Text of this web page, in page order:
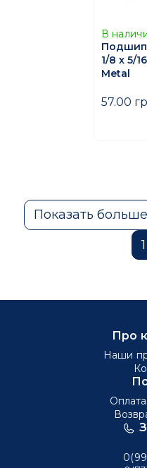
В
1/8 x 5/
Metal
57.00
Показать больше
1
Про
Наши